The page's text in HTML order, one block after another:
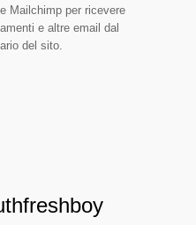
Mailchimp per ricevere
e altre email dal
del sito.